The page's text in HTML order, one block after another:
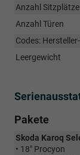
Anzahl Sitzplätze
Anzahl Türen
Codes:
Leergewicht
Pakete
Skoda Karoq
• 18" Procyon